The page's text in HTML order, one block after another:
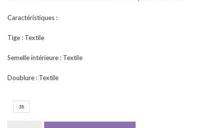
Caractéristiques :
Tige : Textile
Semelle intérieure : Textile
Doublure : Textile
38